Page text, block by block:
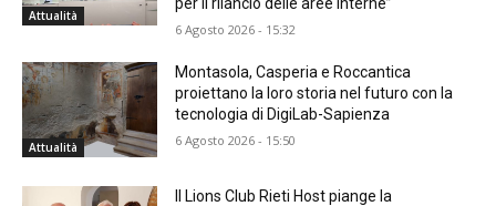
Attualità
6 Agosto 2026 - 15:32
Attualità
Montasola, Casperia e Roccantica
proiettano la loro storia nel futuro con la
tecnologia di DigiLab-Sapienza
6 Agosto 2026 - 15:50
Il Lions Club Rieti Host piange la